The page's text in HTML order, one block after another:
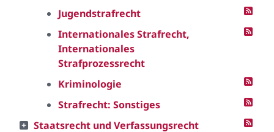
Jugendstrafrecht
Internationales Strafrecht,
Internationales
Strafprozessrecht
Kriminologie
Strafrecht: Sonstiges
Staatsrecht und Verfassungsrecht